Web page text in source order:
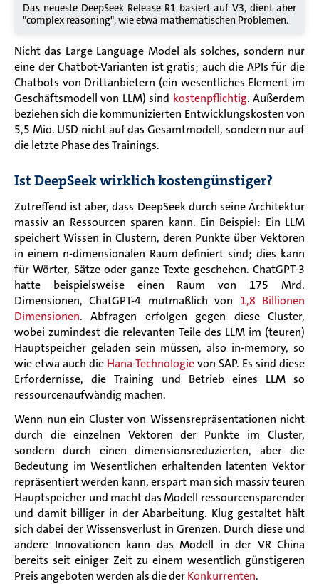
Das neueste DeepSeek Release R1 basiert auf V3, dient aber
"complex reasoning", wie etwa mathematischen Problemen.
Nicht das Large Language Model als solches, sondern nur
eine der Chatbot-Varianten ist gratis; auch die APIs für die
Chatbots von Drittanbietern (ein wesentliches Element im
Geschäftsmodell von LLM) sind kostenpflichtig. Außerdem
beziehen sich die kommunizierten Entwicklungskosten von
5,5 Mio. USD nicht auf das Gesamtmodell, sondern nur auf
die letzte Phase des Trainings.
Ist DeepSeek wirklich kostengünstiger?
Zutreffend ist aber, dass DeepSeek durch seine Architektur
massiv an Ressourcen sparen kann. Ein Beispiel: Ein LLM
speichert Wissen in Clustern, deren Punkte über Vektoren
in einem n-dimensionalen Raum definiert sind; dies kann
für Wörter, Sätze oder ganze Texte geschehen. ChatGPT-3
hatte beispielsweise einen Raum von 175 Mrd.
Dimensionen, ChatGPT-4 mutmaßlich von 1,8 Billionen
Dimensionen. Abfragen erfolgen gegen diese Cluster,
wobei zumindest die relevanten Teile des LLM im (teuren)
Hauptspeicher geladen sein müssen, also in-memory, so
wie etwa auch die Hana-Technologievon SAP. Es sind diese
Erfordernisse, die Training und Betrieb eines LLM so
ressourcenaufwändig machen.
Wenn nun ein Cluster von Wissensrepräsentationen nicht
durch die einzelnen Vektoren der Punkte im Cluster,
sondern durch einen dimensionsreduzierten, aber die
Bedeutung im Wesentlichen erhaltenden latenten Vektor
repräsentiert werden kann, erspart man sich massiv teuren
Hauptspeicher und macht das Modell ressourcensparender
und damit billiger in der Abarbeitung. Klug gestaltet hält
sich dabei der Wissensverlust in Grenzen. Durch diese und
andere Innovationen kann das Modell in der VR China
bereits seit einiger Zeit zu einem wesentlich günstigeren
Preis angeboten werden als die derKonkurrenten.